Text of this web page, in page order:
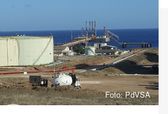
Foto: PdVSA